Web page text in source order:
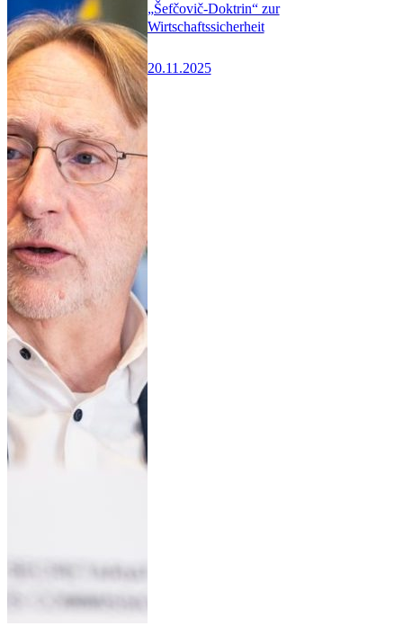
„Šefčovič-Doktrin“ zur
Wirtschaftssicherheit
20.11.2025